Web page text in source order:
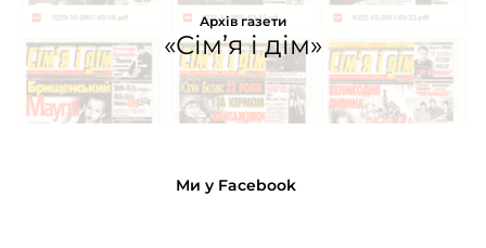
Архів газети
«Сім’я і дім»
Ми у Facebook